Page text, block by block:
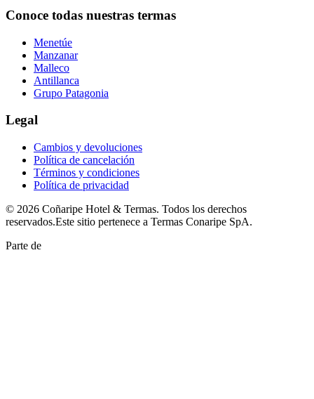
Conoce todas nuestras termas
Menetúe
Manzanar
Malleco
Antillanca
Grupo Patagonia
Legal
Cambios y devoluciones
Política de cancelación
Términos y condiciones
Política de privacidad
© 2026 Coñaripe Hotel & Termas. Todos los derechos
reservados.Este sitio pertenece a Termas Conaripe SpA.
Parte de